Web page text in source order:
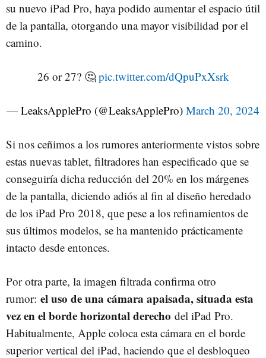
su nuevo iPad Pro, haya podido aumentar el espacio útil
de la pantalla, otorgando una mayor visibilidad por el
camino.
26 or 27? 🤔 pic.twitter.com/dQpuPxXsrk
— LeaksApplePro (@LeaksApplePro) March 20, 2024
Si nos ceñimos a los rumores anteriormente vistos sobre
estas nuevas tablet, filtradores han especificado que se
conseguiría dicha reducción del 20% en los márgenes
de la pantalla, diciendo adiós al fin al diseño heredado
de los iPad Pro 2018, que pese a los refinamientos de
sus últimos modelos, se ha mantenido prácticamente
intacto desde entonces.
Por otra parte, la imagen filtrada confirma otro
rumor: el uso de una cámara apaisada, situada esta
vez en el borde horizontal derecho del iPad Pro.
Habitualmente, Apple coloca esta cámara en el borde
superior vertical del iPad, haciendo que el desbloqueo